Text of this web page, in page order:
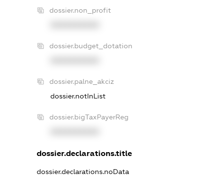
dossier.non_profit
dossier.budget_dotation
dossier.palne_akciz
dossier.notInList
dossier.bigTaxPayerReg
dossier.declarations.title
dossier.declarations.noData